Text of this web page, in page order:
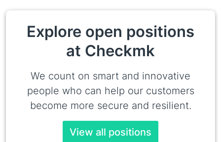
Explore open positions
at Checkmk
We count on smart and innovative
people who can help our customers
become more secure and resilient.
View all positions